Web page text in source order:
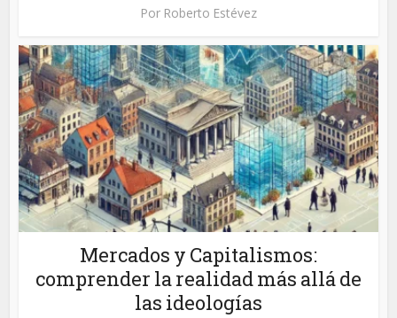
Por Roberto Estévez
Mercados y Capitalismos:
comprender la realidad más allá de
las ideologías